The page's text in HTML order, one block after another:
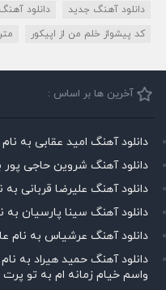
دانلود آهنگ جدید
دانلود
کد پیشواز خلم من از اپیکور
آخرین ها بر اساس :
دانلود آهنگ امید عقابی به
دانلود آهنگ شروین حاجی پور
دانلود آهنگ علیرضا قربانی به
دانلود آهنگ سینا پارسیان به
دانلود آهنگ عرشیاس به نام
دانلود آهنگ حمید هیراد به
واسم خیام زمانه ام به تو